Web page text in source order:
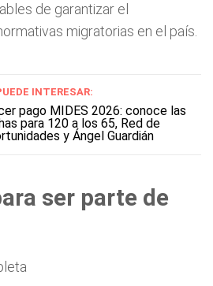
de garantizar el
migratorias en el país.
INTERESAR:
pago MIDES 2026: conoce las
para 120 a los 65, Red de
y Ángel Guardián
ser parte de